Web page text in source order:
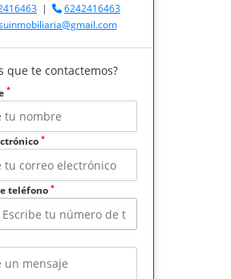
|
6242416463
que te contactemos?
*
*
teléfono *